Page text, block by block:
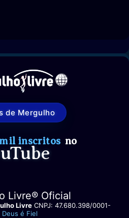
de Mergulho
inscritos no
Livre® Oficial
Livre CNPJ: 47.680.398/0001-
Deus é Fiel